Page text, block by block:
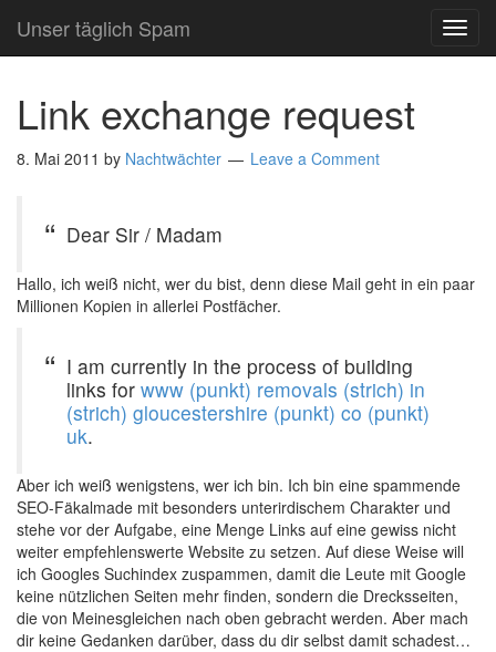
Unser täglich Spam
Link exchange request
8. Mai 2011 by Nachtwächter Leave a Comment
Dear Sir / Madam
Hallo, ich weiß nicht, wer du bist, denn diese Mail geht in ein paar
Millionen Kopien in allerlei Postfächer.
I am currently in the process of building
links for www (punkt) removals (strich) in
(strich) gloucestershire (punkt) co (punkt)
uk.
Aber ich weiß wenigstens, wer ich bin. Ich bin eine spammende
SEO-Fäkalmade mit besonders unterirdischem Charakter und
stehe vor der Aufgabe, eine Menge Links auf eine gewiss nicht
weiter empfehlenswerte Website zu setzen. Auf diese Weise will
ich Googles Suchindex zuspammen, damit die Leute mit Google
keine nützlichen Seiten mehr finden, sondern die Drecksseiten,
die von Meinesgleichen nach oben gebracht werden. Aber mach
dir keine Gedanken darüber, dass du dir selbst damit schadest…